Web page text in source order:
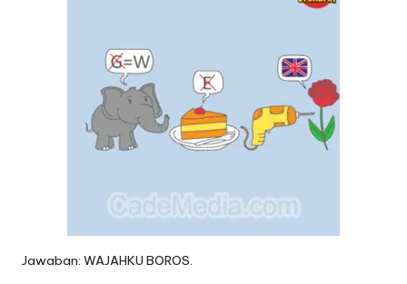
Jawaban: WAJAHKU BOROS.